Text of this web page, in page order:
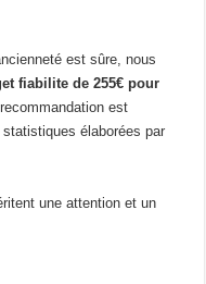
est sûre, nous
fiabilite de 255€ pour
est
élaborées par
une attention et un